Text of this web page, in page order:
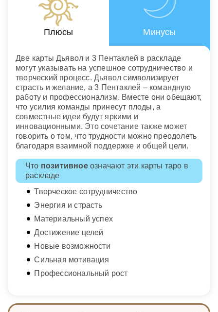
Плюсы Минусы
Две карты Дьявол и 3 Пентаклей в раскладе
могут указывать на успешное сотрудничество и
творческий процесс. Дьявол символизирует
страсть и желание, а 3 Пентаклей – командную
работу и профессионализм. Вместе они обещают,
что усилия команды принесут плоды, а
совместные идеи будут яркими и
инновационными. Это сочетание также может
говорить о том, что трудности можно преодолеть
благодаря взаимной поддержке и общей цели.
Что позитивноеозначают эти карты таро в
раскладе
Творческое сотрудничество
Энергия и страсть
Материальный успех
Достижение целей
Новые возможности
Сильная мотивация
Профессиональный рост